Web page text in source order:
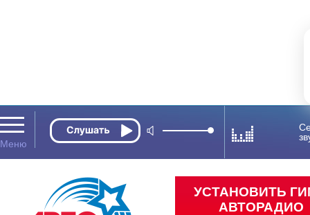
УСТАНОВИТЬ
АВТОРАДИО